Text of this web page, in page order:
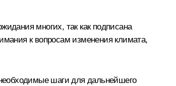
многих, так как подписана
к вопросам изменения климата,
шаги для дальнейшего